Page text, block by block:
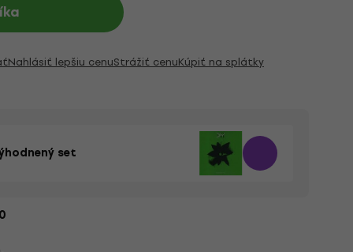
Nahlásiť lepšiu cenuStrážiť cenuKúpiť na splátky
set